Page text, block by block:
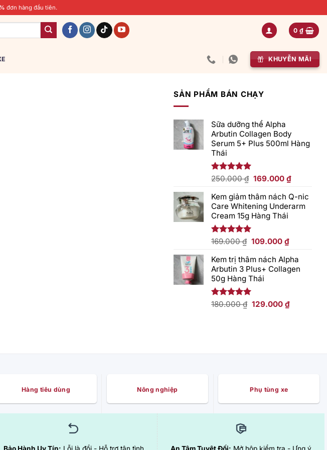
đơn hàng đầu tiên.
0 ₫
KHUYỄN MÃI
SẢN PHẨM BÁN CHẠY
Sữa dưỡng thể Alpha
Arbutin Collagen Body
Serum 5+ Plus 500ml Hàng
Thái
Được xếp
5 sao
250.000₫ Giá
là:
250.000 ₫.
169.000 ₫Giá
tại
là:
Kem giảm thâm nách Q-nic
Care Whitening Underarm
Cream 15g Hàng Thái
Được xếp
5.00
5 sao
169.000₫ Giá
là:
169.000 ₫.
109.000 ₫Giá
tại
là:
Kem trị thâm nách Alpha
Arbutin 3 Plus+ Collagen
50g Hàng Thái
Được xếp
5.00
180.000₫ Giá
129.000 ₫Giá
Hàng tiêu dùng Nông nghiệp Phụ tùng xe